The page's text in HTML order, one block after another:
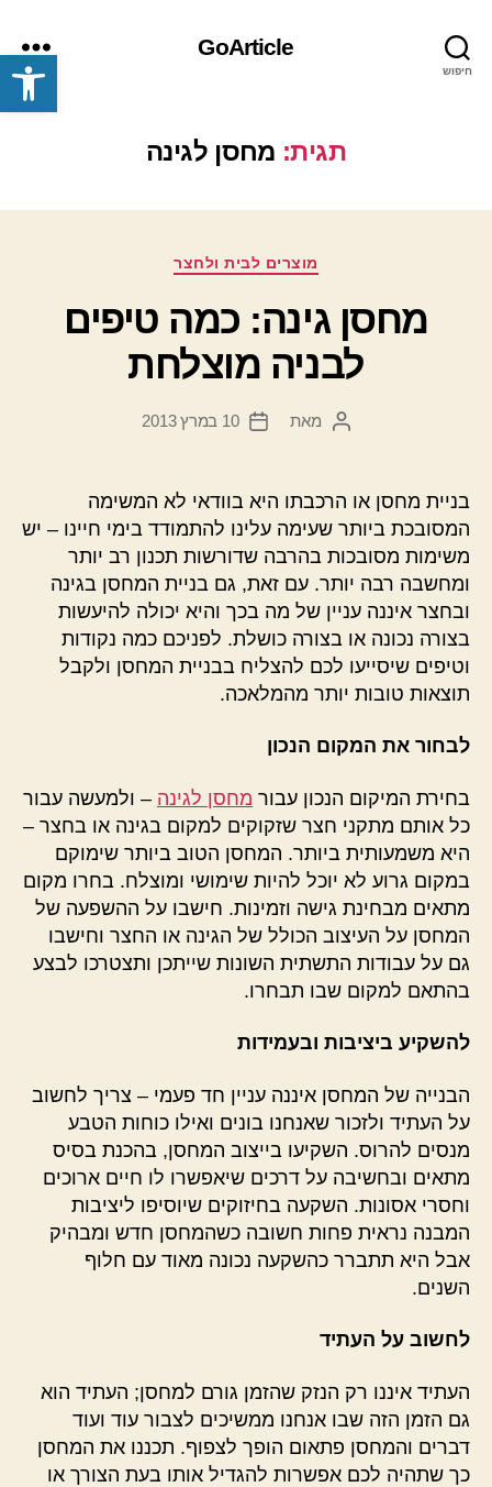
פתח סרגל נגישות חיפוש
GoArticle
תפריט
תגית: מחסן לגינה
קטגוריות
מוצרים לבית ולחצר
מחסן גינה: כמה טיפים
לבניה מוצלחת
המחבר
מאת
תאריך
10 במרץ 2013
בניית מחסן או הרכבתו היא בוודאי לא המשימה
המסובכת ביותר שעימה עלינו להתמודד בימי חיינו – יש
משימות מסובכות בהרבה שדורשות תכנון רב יותר
ומחשבה רבה יותר. עם זאת, גם בניית המחסן בגינה
ובחצר איננה עניין של מה בכך והיא יכולה להיעשות
בצורה נכונה או בצורה כושלת. לפניכם כמה נקודות
וטיפים שיסייעו לכם להצליח בבניית המחסן ולקבל
תוצאות טובות יותר מהמלאכה.
לבחור את המקום הנכון
בחירת המיקום הנכון עבור מחסן לגינה – ולמעשה עבור
כל אותם מתקני חצר שזקוקים למקום בגינה או בחצר –
היא משמעותית ביותר. המחסן הטוב ביותר שימוקם
במקום גרוע לא יוכל להיות שימושי ומוצלח. בחרו מקום
מתאים מבחינת גישה וזמינות. חישבו על ההשפעה של
המחסן על העיצוב הכולל של הגינה או החצר וחישבו
גם על עבודות התשתית השונות שייתכן ותצטרכו לבצע
בהתאם למקום שבו תבחרו.
להשקיע ביציבות ובעמידות
הבנייה של המחסן איננה עניין חד פעמי – צריך לחשוב
על העתיד ולזכור שאנחנו בונים ואילו כוחות הטבע
מנסים להרוס. השקיעו בייצוב המחסן, בהכנת בסיס
מתאים ובחשיבה על דרכים שיאפשרו לו חיים ארוכים
וחסרי אסונות. השקעה בחיזוקים שיוסיפו ליציבות
המבנה נראית פחות חשובה כשהמחסן חדש ומבהיק
אבל היא תתברר כהשקעה נכונה מאוד עם חלוף
השנים.
לחשוב על העתיד
העתיד איננו רק הנזק שהזמן גורם למחסן; העתיד הוא
גם הזמן הזה שבו אנחנו ממשיכים לצבור עוד ועוד
דברים והמחסן פתאום הופך לצפוף. תכננו את המחסן
כך שתהיה לכם אפשרות להגדיל אותו בעת הצורך או